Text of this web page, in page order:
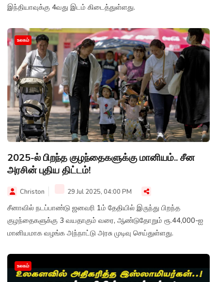
இந்தியாவுக்கு 4வது இடம் கிடைத்துள்ளது.
உலகம்
2025-ல் பிறந்த குழந்தைகளுக்கு மானியம்.. சீன
அரசின் புதிய திட்டம்!
Christon 29 Jul 2025, 04:00 PM
சீனாவில் நடப்பாண்டு ஜனவரி 1ம் தேதியில் இருந்து பிறந்த
குழந்தைகளுக்கு 3 வயதாகும் வரை, ஆண்டுதோறும் ரூ.44,000-ஐ
மானியமாக வழங்க அந்நாட்டு அரசு முடிவு செய்துள்ளது.
உலகம்